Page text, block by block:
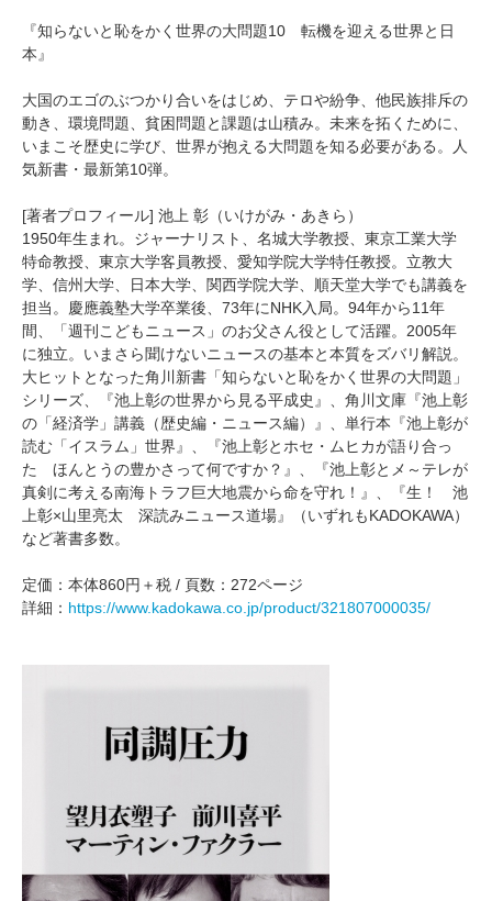
『知らないと恥をかく世界の大問題10 転機を迎える世界と日
本』
大国のエゴのぶつかり合いをはじめ、テロや紛争、他民族排斥の
動き、環境問題、貧困問題と課題は山積み。未来を拓くために、
いまこそ歴史に学び、世界が抱える大問題を知る必要がある。人
気新書・最新第10弾。
[著者プロフィール] 池上 彰（いけがみ・あきら）
1950年生まれ。ジャーナリスト、名城大学教授、東京工業大学
特命教授、東京大学客員教授、愛知学院大学特任教授。立教大
学、信州大学、日本大学、関西学院大学、順天堂大学でも講義を
担当。慶應義塾大学卒業後、73年にNHK入局。94年から11年
間、「週刊こどもニュース」のお父さん役として活躍。2005年
に独立。いまさら聞けないニュースの基本と本質をズバリ解説。
大ヒットとなった角川新書「知らないと恥をかく世界の大問題」
シリーズ、『池上彰の世界から見る平成史』、角川文庫『池上彰
の「経済学」講義（歴史編・ニュース編）』、単行本『池上彰が
読む「イスラム」世界』、『池上彰とホセ・ムヒカが語り合っ
た ほんとうの豊かさって何ですか？』、『池上彰とメ～テレが
真剣に考える南海トラフ巨大地震から命を守れ！』、『生！ 池
上彰×山里亮太 深読みニュース道場』（いずれもKADOKAWA）
など著書多数。
定価：本体860円＋税 / 頁数：272ページ
詳細： https://www.kadokawa.co.jp/product/321807000035/